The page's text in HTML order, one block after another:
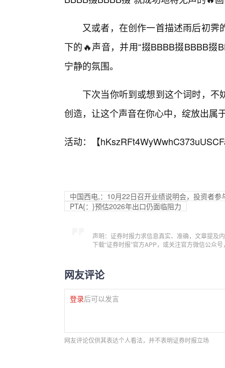
又或者，在创作一首描述雨后初
下的🔥声音，并用“掇BBBB掇BBBB掇
宁静的氛围。
下次当你听到或想到这个词时，
创造，让这个声音在你心中，绽放出属
活动：【
中国西电,：10月22日召开业绩说明会，投资者参
PTA{：}预估2026年出口仍面临阻力
声明：证券时报力求信息真实、准确，文章提及
下载“证券时报”官方APP，或关注官方微信公众
网友评论
登录后可以发言
网友评论仅供其表达个人看法，并不表明证券时报立场